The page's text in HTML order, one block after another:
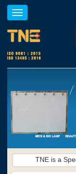
Toggle
navigation
TNE is a